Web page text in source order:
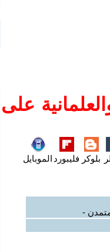
على
بلوكر فليبورد الموبايل
-